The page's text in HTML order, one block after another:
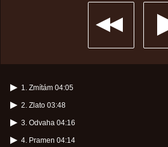
1. Zmítám 04:05
2. Zlato 03:48
3. Odvaha 04:16
4. Pramen 04:14